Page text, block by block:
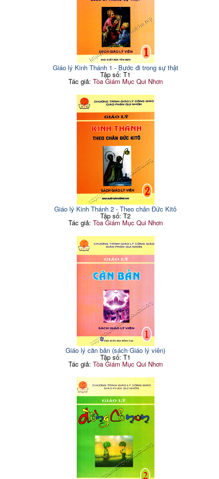
Giáo lý Kinh Thánh 1 - Bước đi trong sự thật
Tập số: T1
Tác giả: Tòa Giám Mục Qui Nhơn
Giáo lý Kinh Thánh 2 - Theo chân Đức Kitô
Tập số: T2
Tác giả: Tòa Giám Mục Qui Nhơn
Giáo lý căn bản (sách Giáo lý viên)
Tập số: T1
Tác giả: Tòa Giám Mục Qui Nhơn